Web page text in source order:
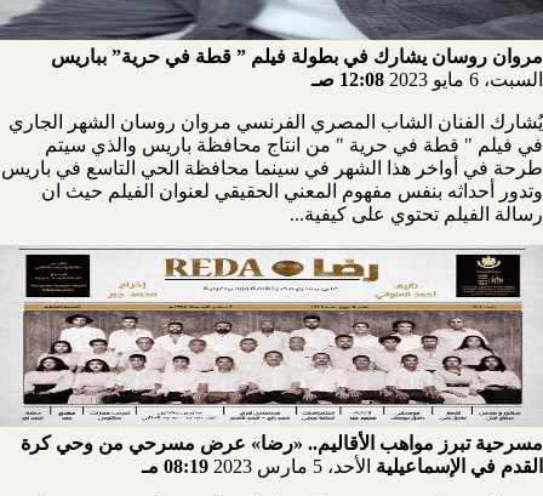
مروان روسان يشارك في بطولة فيلم ” قطة في حرية” بباريس
السبت، 6 مايو 2023
12:08 صـ
يُشارك الفنان الشاب المصري الفرنسي مروان روسان الشهر الجاري
في فيلم " قطة في حرية " من انتاج محافظة باريس والذي سيتم
طرحة في أواخر هذا الشهر في سينما محافظة الحي التاسع في باريس
وتدور أحداثه بنفس مفهوم المعني الحقيقي لعنوان الفيلم حيث ان
رسالة الفيلم تحتوي على كيفية...
مسرحية تبرز مواهب الأقاليم.. «رضا» عرض مسرحي من وحي كرة
القدم في الإسماعيلية الأحد، 5 مارس 2023 08:19 مـ